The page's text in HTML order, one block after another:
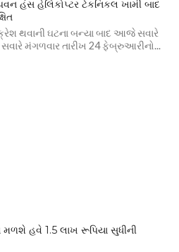
હંસ હેલિકોપ્ટર ટેકનિકલ ખામી બાદ
થવાની ઘટના બન્યા બાદ આજે સવારે
મંગળવાર તારીખ 24 ફેબ્રુઆરીનો...
મળશે હવે 1.5 લાખ રૂપિયા સુધીની